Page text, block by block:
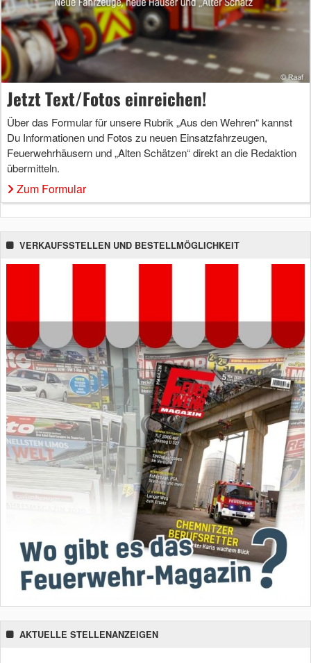
Jetzt Text/Fotos einreichen!
Über das Formular für unsere Rubrik „Aus den Wehren“ kannst
Du Informationen und Fotos zu neuen Einsatzfahrzeugen,
Feuerwehrhäusern und „Alten Schätzen“ direkt an die Redaktion
übermitteln.
Zum Formular
VERKAUFSSTELLEN UND BESTELLMÖGLICHKEIT
AKTUELLE STELLENANZEIGEN